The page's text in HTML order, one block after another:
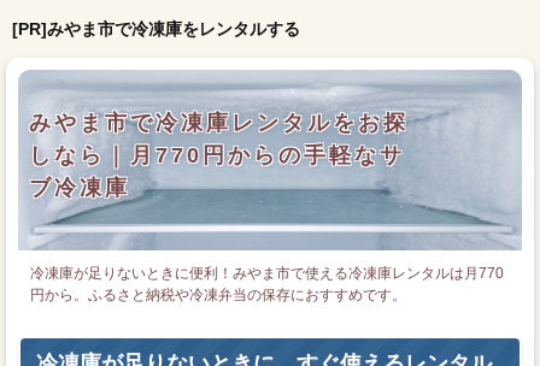
[PR]みやま市で冷凍庫をレンタルする
みやま市で冷凍庫レンタルをお探
しなら｜月770円からの手軽なサ
ブ冷凍庫
冷凍庫が足りないときに便利！みやま市で使える冷凍庫レンタルは月770
円から。ふるさと納税や冷凍弁当の保存におすすめです。